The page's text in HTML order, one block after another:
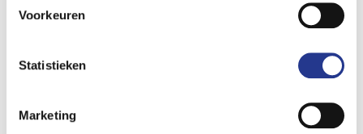
Voorkeuren
Statistieken
Marketing
Contact via WhatsApp